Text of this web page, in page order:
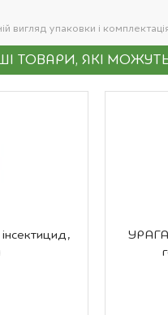
вигляд упаковки і
ТОВАРИ, ЯКІ